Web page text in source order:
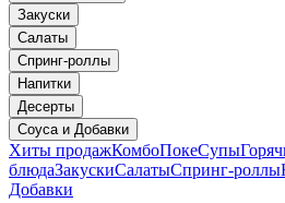
Закуски
Салаты
Спринг-роллы
Напитки
Десерты
Соуса и Добавки
Хиты продажКомбоПокеСупы
блюдаЗакускиСалатыСпринг-роллы
Добавки